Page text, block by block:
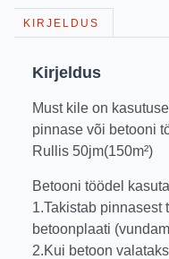
KIRJELDUS
Kirjeldus
Must kile on
pinnase või betooni
Rullis 50jm(150m²)
Betooni töödel
1.Takistab pinnasest
betoonplaati
2.Kui betoon